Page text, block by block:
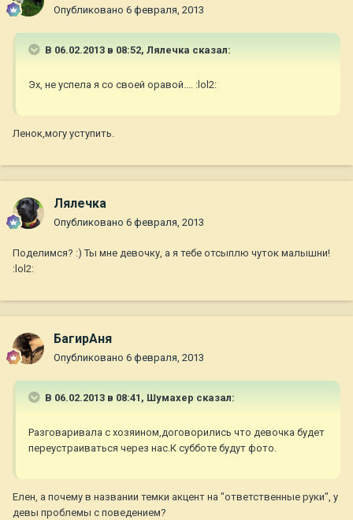
Опубликовано 6 февраля, 2013
В 06.02.2013 в 08:52, Лялечка сказал:
Эх, не успела я со своей оравой.... :lol2:
Ленок,могу уступить.
Лялечка
Опубликовано 6 февраля, 2013
Поделимся? :) Ты мне девочку, а я тебе отсыплю чуток малышни!
:lol2:
БагирАня
Опубликовано 6 февраля, 2013
В 06.02.2013 в 08:41, Шумахер сказал:
Разговаривала с хозяином,договорились что девочка будет
переустраиваться через нас.К субботе будут фото.
Елен, а почему в названии темки акцент на "ответственные руки", у
девы проблемы с поведением?